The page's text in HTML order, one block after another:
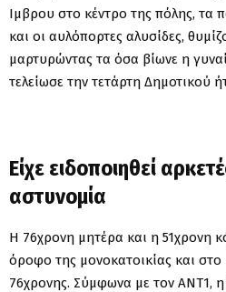
Ιμβρου στο κέντρο της πόλης, τα
και οι αυλόπορτες αλυσίδες,
μαρτυρώντας τα όσα βίωνε η
τελείωσε την τετάρτη Δημοτικού
Είχε ειδοποιηθεί
αστυνομία
Η 76χρονη μητέρα και η 51χρονη
όροφο της μονοκατοικίας και
76χρονης. Σύμφωνα με τον ΑΝΤ1, η